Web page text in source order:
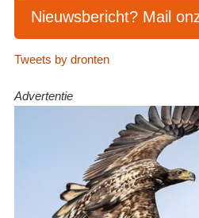
Nieuwsbericht? Mail
Tweets by dronten
Advertentie